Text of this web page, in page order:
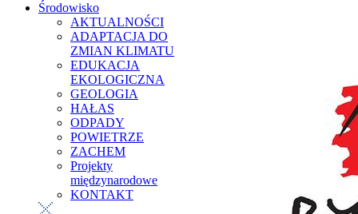
Środowisko
AKTUALNOŚCI
ADAPTACJA DO
ZMIAN KLIMATU
EDUKACJA
EKOLOGICZNA
GEOLOGIA
HAŁAS
ODPADY
POWIETRZE
ZACHEM
Projekty
międzynarodowe
KONTAKT